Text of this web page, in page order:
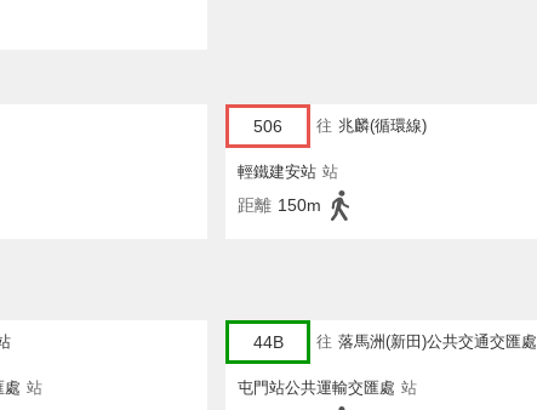
506 往 兆麟(循環線)
輕鐵建安站 站
距離 150m
處 站
44B 往 落馬洲(新田)公共交通交匯處
屯門站公共運輸交匯處 站